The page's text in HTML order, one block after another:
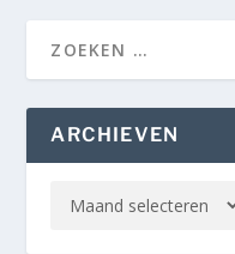
ARCHIEVEN